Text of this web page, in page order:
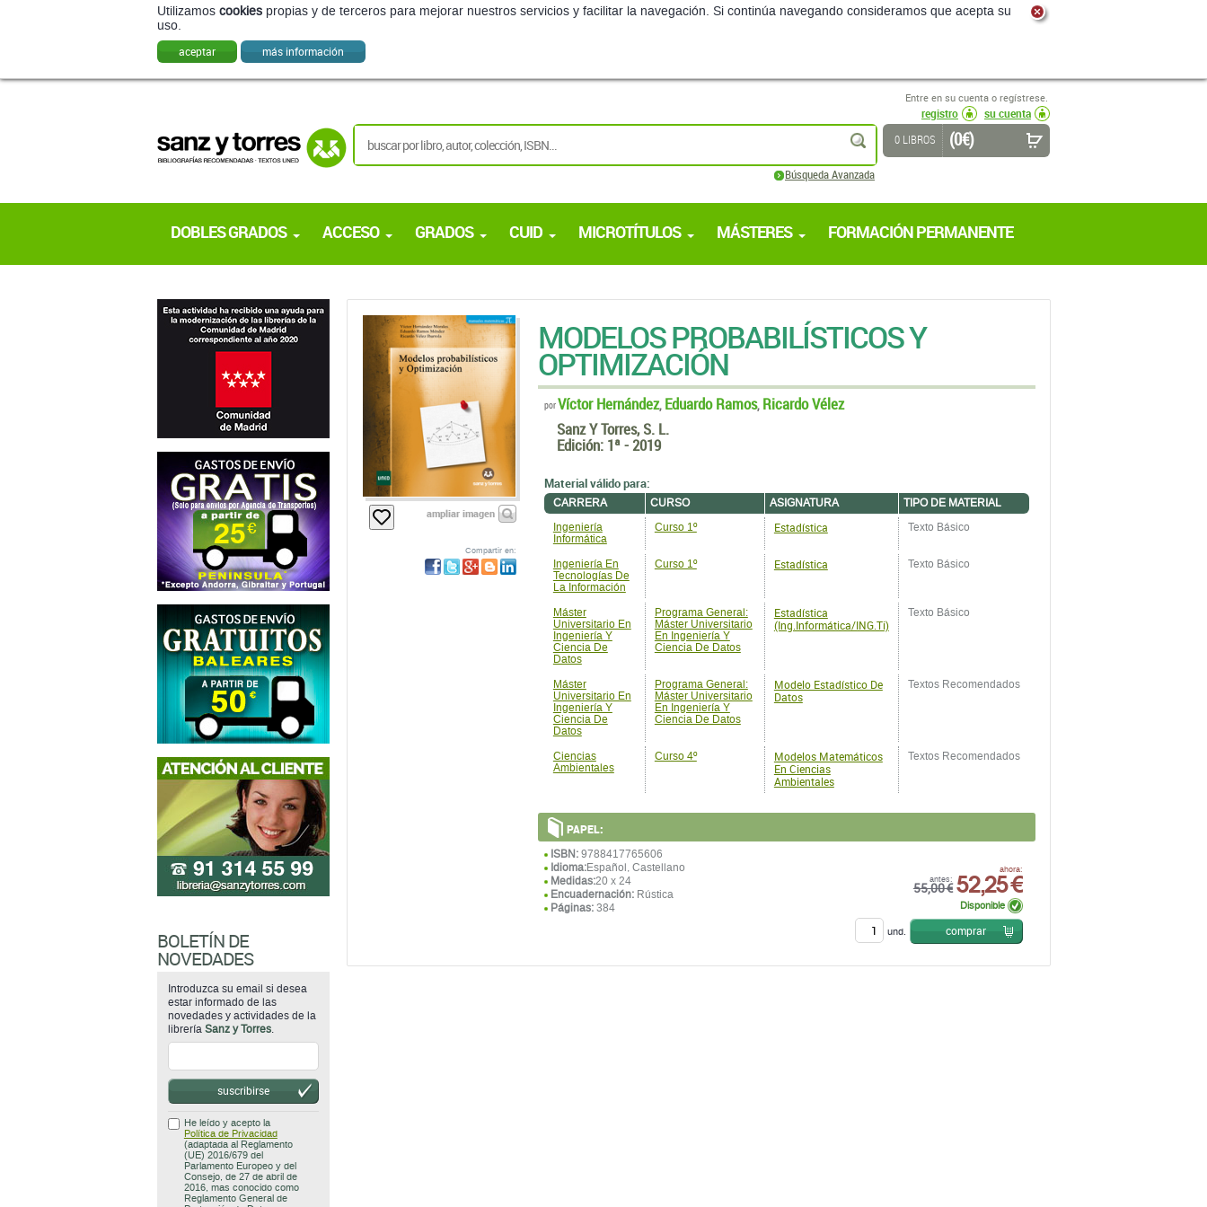
Utilizamos cookies propias y de terceros para mejorar nuestros servicios y facilitar la navegación. Si continúa navegando consideramos que acepta su
uso.
aceptar más información
Entre en su cuenta o regístrese.
registro
su cuenta
buscar
Búsqueda Avanzada
0 LIBROS (0 €)
DOBLES GRADOS ACCESO GRADOS CUID MICROTÍTULOS MÁSTERES FORMACIÓN PERMANENTE
MODELOS PROBABILÍSTICOS Y
OPTIMIZACIÓN
ampliar imagen
Compartir en:
porVíctor Hernández, Eduardo Ramos, Ricardo Vélez
Sanz Y Torres, S. L.
Edición: 1ª - 2019
Material válido para:
CARRERA CURSO ASIGNATURA
TIPO DE MATERIAL
Ingeniería
Informática
Curso 1º Estadística Texto Básico
Ingeniería En
Tecnologías De
La Información
Curso 1º Estadística Texto Básico
Máster
Universitario En
Ingeniería Y
Ciencia De
Datos
Programa General:
Máster Universitario
En Ingeniería Y
Ciencia De Datos
Estadística
(Ing.Informática/ING.Ti)
Texto Básico
Máster
Universitario En
Ingeniería Y
Ciencia De
Datos
Programa General:
Máster Universitario
En Ingeniería Y
Ciencia De Datos
Modelo Estadístico De
Datos
Textos Recomendados
Ciencias
Ambientales
Curso 4º
Modelos Matemáticos
En Ciencias
Ambientales
Textos Recomendados
PAPEL:
ISBN:9788417765606
Idioma:Español, Castellano
Medidas:20 x 24
Encuadernación:Rústica
Páginas:384
antes:
55,00 €
ahora:
52,25 €
Disponible
und. comprar
BOLETÍN DE
NOVEDADES
Introduzca su email si desea
estar informado de las
novedades y actividades de la
librería Sanz y Torres.
suscribirse
He leído y acepto la
Política de Privacidad
(adaptada al Reglamento
(UE) 2016/679 del
Parlamento Europeo y del
Consejo, de 27 de abril de
2016, mas conocido como
Reglamento General de